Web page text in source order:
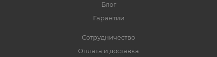
Блог
Гарантии
Сотрудничество
Оплата и доставка